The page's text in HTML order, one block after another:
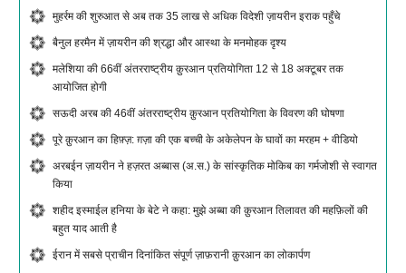
मुहर्रम की शुरुआत से अब तक 35 लाख से अधिक विदेशी ज़ायरीन इराक पहुँचे
बैनुल हरमैन में ज़ायरीन की श्रद्धा और आस्था के मनमोहक दृश्य
मलेशिया की 66वीं अंतरराष्ट्रीय क़ुरआन प्रतियोगिता 12 से 18 अक्टूबर तक
आयोजित होगी
सऊदी अरब की 46वीं अंतरराष्ट्रीय क़ुरआन प्रतियोगिता के विवरण की घोषणा
पूरे क़ुरआन का हिफ़्ज़: ग़ज़ा की एक बच्ची के अकेलेपन के घावों का मरहम + वीडियो
अरबईन ज़ायरीन ने हज़रत अब्बास (अ.स.) के सांस्कृतिक मोकिब का गर्मजोशी से स्वागत
किया
शहीद इस्माईल हनिया के बेटे ने कहा: मुझे अब्बा की क़ुरआन तिलावत की महफ़िलों की
बहुत याद आती है
ईरान में सबसे प्राचीन दिनांकित संपूर्ण ज़ाफ़रानी क़ुरआन का लोकार्पण